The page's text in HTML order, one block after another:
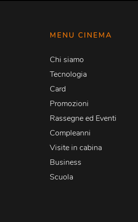
MENU CINEMA
Chi siamo
Tecnologia
Card
Promozioni
Rassegne ed Eventi
Compleanni
Visite in cabina
Business
Scuola